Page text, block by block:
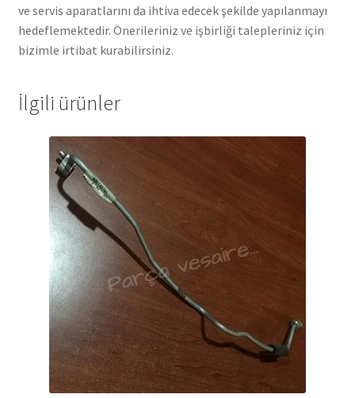
ve servis aparatlarını da ihtiva edecek şekilde yapılanmayı
hedeflemektedir. Önerileriniz ve işbirliği talepleriniz için
bizimle irtibat kurabilirsiniz.
İlgili ürünler